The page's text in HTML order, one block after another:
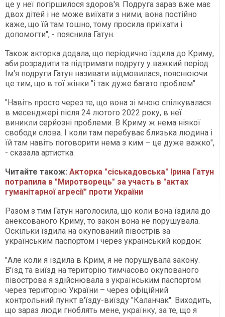
це у неї погіршилося здоров'я. Подруга зараз вже має
двох дітей і не може виїхати з ними, вона постійно
каже, що їй там тошно, тому просила приїхати і
допомогти", - пояснила Гатун.
Також акторка додала, що періодично їздила до Криму,
аби розрадити та підтримати подругу у важкий період.
Ім'я подруги Гатун називати відмовилася, пояснюючи
це тим, що в тої жінки "і так дуже багато проблем".
"Навіть просто через те, що вона зі мною спілкувалася
в месенджері після 24 лютого 2022 року, в неї
виникли серйозні проблеми. В Криму ж нема ніякої
свободи слова. І коли там перебуває близька людина і
їй там навіть поговорити нема з ким – це дуже важко",
- сказала артистка.
Читайте також: Акторка "сіськадовська" Ірина Гатун
потрапила в "Миротворець" за участь в "актах
гуманітарної агресії" проти України
Разом з тим Гатун наголосила, що коли вона їздила до
анексованого Криму, то закон вона не порушувала.
Оскільки їздила на окупований півострів за
українським паспортом і через український кордон:
"Але коли я їздила в Крим, я не порушувала закону.
В'їзд та виїзд на територію тимчасово окупованого
півострова я здійснювала з українським паспортом
через територію України – через офіційний
контрольний пункт в'їзду-виїзду "Каланчак". Виходить,
що зараз люди гноблять мене, українку, за те, що я